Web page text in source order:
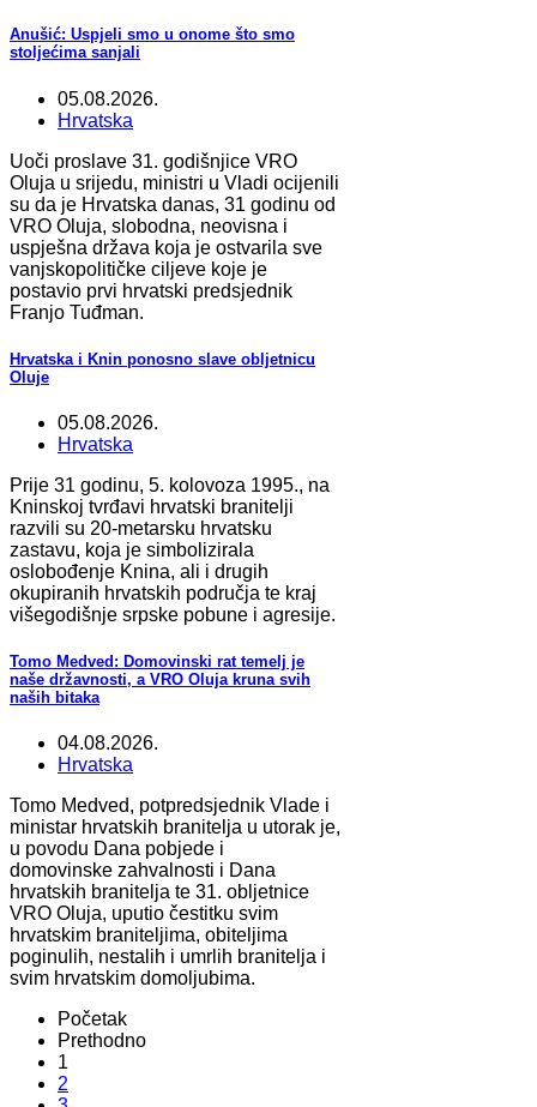
Anušić: Uspjeli smo u onome što smo
stoljećima sanjali
05.08.2026.
Hrvatska
Uoči proslave 31. godišnjice VRO
Oluja u srijedu, ministri u Vladi ocijenili
su da je Hrvatska danas, 31 godinu od
VRO Oluja, slobodna, neovisna i
uspješna država koja je ostvarila sve
vanjskopolitičke ciljeve koje je
postavio prvi hrvatski predsjednik
Franjo Tuđman.
Hrvatska i Knin ponosno slave obljetnicu
Oluje
05.08.2026.
Hrvatska
Prije 31 godinu, 5. kolovoza 1995., na
Kninskoj tvrđavi hrvatski branitelji
razvili su 20-metarsku hrvatsku
zastavu, koja je simbolizirala
oslobođenje Knina, ali i drugih
okupiranih hrvatskih područja te kraj
višegodišnje srpske pobune i agresije.
Tomo Medved: Domovinski rat temelj je
naše državnosti, a VRO Oluja kruna svih
naših bitaka
04.08.2026.
Hrvatska
Tomo Medved, potpredsjednik Vlade i
ministar hrvatskih branitelja u utorak je,
u povodu Dana pobjede i
domovinske zahvalnosti i Dana
hrvatskih branitelja te 31. obljetnice
VRO Oluja, uputio čestitku svim
hrvatskim braniteljima, obiteljima
poginulih, nestalih i umrlih branitelja i
svim hrvatskim domoljubima.
Početak
Prethodno
1
2